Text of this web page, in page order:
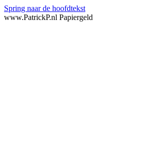
Spring naar de hoofdtekst
www.PatrickP.nl Papiergeld